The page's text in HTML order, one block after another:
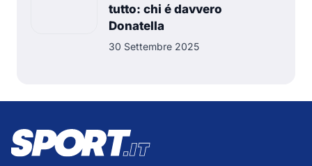
tutto: chi é davvero
Donatella
30 Settembre 2025